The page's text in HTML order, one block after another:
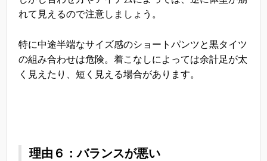
れて見えるので注意しましょう。
特に中途半端なサイズ感のショートパンツと黒タイツ
の組み合わせは危険。着こなしによっては余計足が太
く見えたり、短く見える場合があります。
理由６：バランスが悪い